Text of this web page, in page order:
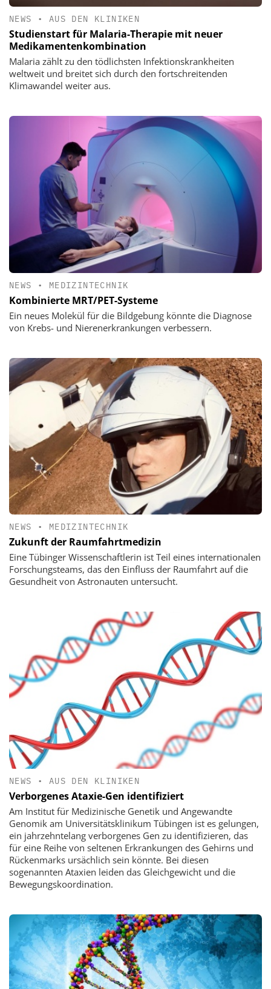
NEWS • AUS DEN KLINIKEN
Studienstart für Malaria-Therapie mit neuer
Medikamentenkombination
Malaria zählt zu den tödlichsten Infektionskrankheiten
weltweit und breitet sich durch den fortschreitenden
Klimawandel weiter aus.
NEWS • MEDIZINTECHNIK
Kombinierte MRT/PET-Systeme
Ein neues Molekül für die Bildgebung könnte die Diagnose
von Krebs- und Nierenerkrankungen verbessern.
NEWS • MEDIZINTECHNIK
Zukunft der Raumfahrtmedizin
Eine Tübinger Wissenschaftlerin ist Teil eines internationalen
Forschungsteams, das den Einfluss der Raumfahrt auf die
Gesundheit von Astronauten untersucht.
NEWS • AUS DEN KLINIKEN
Verborgenes Ataxie-Gen identifiziert
Am Institut für Medizinische Genetik und Angewandte
Genomik am Universitätsklinikum Tübingen ist es gelungen,
ein jahrzehntelang verborgenes Gen zu identifizieren, das
für eine Reihe von seltenen Erkrankungen des Gehirns und
Rückenmarks ursächlich sein könnte. Bei diesen
sogenannten Ataxien leiden das Gleichgewicht und die
Bewegungskoordination.